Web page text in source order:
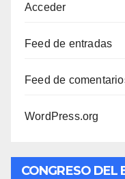
Acceder
Feed de entradas
Feed de
WordPress.org
CONGRESO DEL